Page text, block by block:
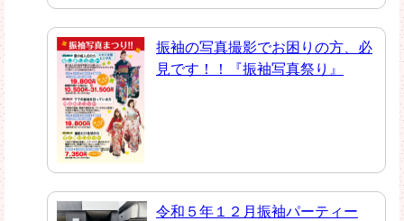
振袖の写真撮影でお困りの方、必
見です！！『振袖写真祭り』
令和５年１２月振袖パーティー